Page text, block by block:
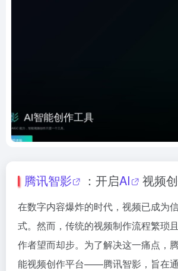
腾讯智影 ：开启AI 视频
在数字内容爆炸的时代，视频已成为
式。然而，传统的视频制作流程繁琐
作者望而却步。为了解决这一痛点，
能视频创作平台——腾讯智影，旨在